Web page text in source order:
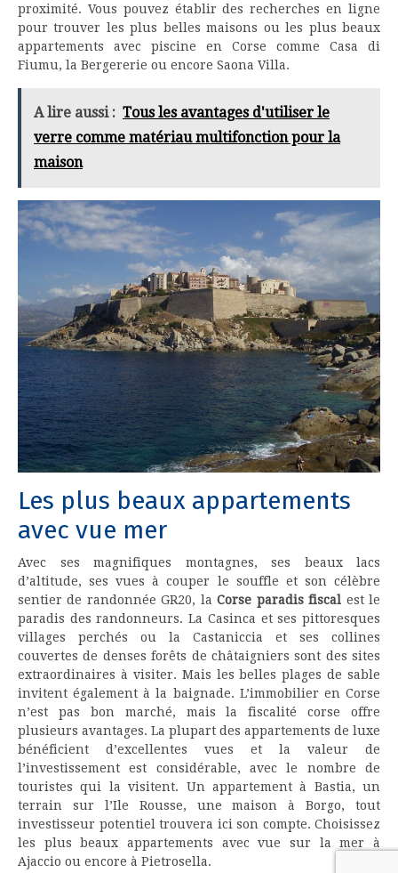
proximité. Vous pouvez établir des recherches en ligne
pour trouver les plus belles maisons ou les plus beaux
appartements avec piscine en Corse comme Casa di
Fiumu, la Bergererie ou encore Saona Villa.
A lire aussi : Tous les avantages d'utiliser le
verre comme matériau multifonction pour la
maison
Les plus beaux appartements
avec vue mer
Avec ses magnifiques montagnes, ses beaux lacs
d’altitude, ses vues à couper le souffle et son célèbre
sentier de randonnée GR20, laCorse paradis fiscal est le
paradis des randonneurs. La Casinca et ses pittoresques
villages perchés ou la Castaniccia et ses collines
couvertes de denses forêts de châtaigniers sont des sites
extraordinaires à visiter. Mais les belles plages de sable
invitent également à la baignade. L’immobilier en Corse
n’est pas bon marché, mais la fiscalité corse offre
plusieurs avantages. La plupart des appartements de luxe
bénéficient d’excellentes vues et la valeur de
l’investissement est considérable, avec le nombre de
touristes qui la visitent. Un appartement à Bastia, un
terrain sur l’Ile Rousse, une maison à Borgo, tout
investisseur potentiel trouvera ici son compte. Choisissez
les plus beaux appartements avec vue sur la mer à
Ajaccio ou encore à Pietrosella.